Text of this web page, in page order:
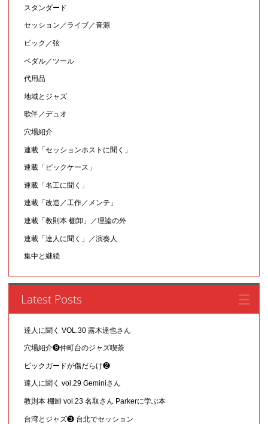
スタンダード
セッション／ライブ／音源
ピック／弦
ペダル／ツール
代用品
地域とジャズ
歌伴／デュオ
穴場紹介
連載「セッションホストに聞く」
連載「ピックケース」
連載「名工に聞く」
連載「改造／工作／メンテ」
連載「教則本 棚卸」／理論の外
連載「達人に聞く」／演奏人
集中と継続
Latest Posts
達人に聞く VOL.30 露木達也さん
穴場紹介❾仲町台のジャズ喫茶
ピックガードが傷だらけ❷
達人に聞く vol.29 Geminiさん
教則本 棚卸 vol.23 名取さん Parkerに学ぶ本
台湾とジャズ❸ 台北でセッション